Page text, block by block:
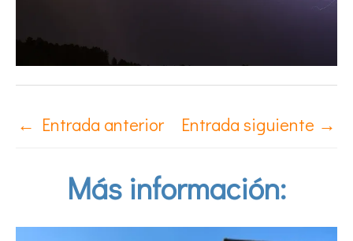
← Entrada anterior Entrada siguiente →
Más información: